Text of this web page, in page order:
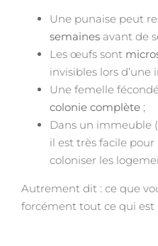
Une punaise peut
semaines avant de
Les œufs sont
invisibles lors d’une
Une femelle
colonie complète ;
Dans un immeuble
il est très facile
coloniser les
Autrement dit : ce que
forcément tout ce qui est